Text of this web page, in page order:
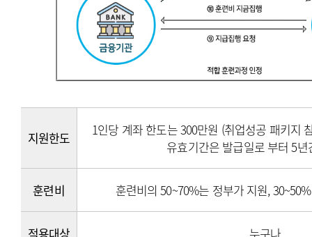
지원한도
1인당 계좌 한도는 300만원 (취업성공 패키지
유효기간은 발급일로 부터 5
훈련비 훈련비의 50~70%는 정부가 지원,
적용대상 누구나